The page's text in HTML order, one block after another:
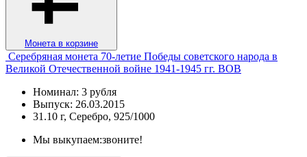
Монета в корзине
Серебряная монета 70-летие Победы советского народа в
Великой Отечественной войне 1941-1945 гг. ВОВ
Номинал: 3 рубля
Выпуск: 26.03.2015
31.10 г, Серебро, 925/1000
Мы выкупаем:звоните!